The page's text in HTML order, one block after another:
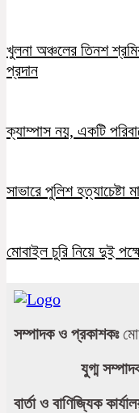
খুলনা অঞ্চলের তিনশ
প্রদান
ক্যাম্পাস নয়, একটি
সাভারে পুলিশ হত্যাচেষ্টা
মোবাইল চুরি নিয়ে দুই
সম্পাদক ও প্রকাশকঃ
যুগ্ম
বার্তা ও বাণিজ্যিক